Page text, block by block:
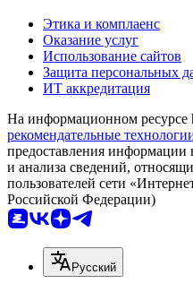
Этика и комплаенс
Оказание услуг
Использование сайтов
Защита персональных
ИТ аккредитация
На информационном ресурсе
рекомендательные
предоставления информации
и анализа сведений,
пользователей сети
Российской Федерации)
Русский